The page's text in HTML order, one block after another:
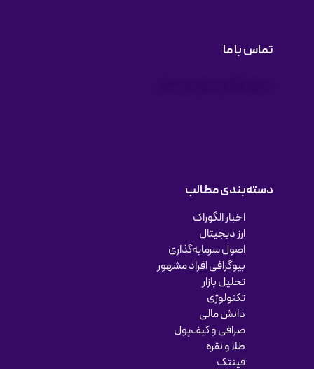
تماس با ما
دسته‌بندی مطالب
اخبار الگوراک
ارز دیجیتال
اصول سرمایه‌گذاری
بیوگرافی افراد مشهور
تحلیل بازار
تکنولوژی
دانش مالی
صرافی و کیف‌پول
طلا و نقره
فینتک